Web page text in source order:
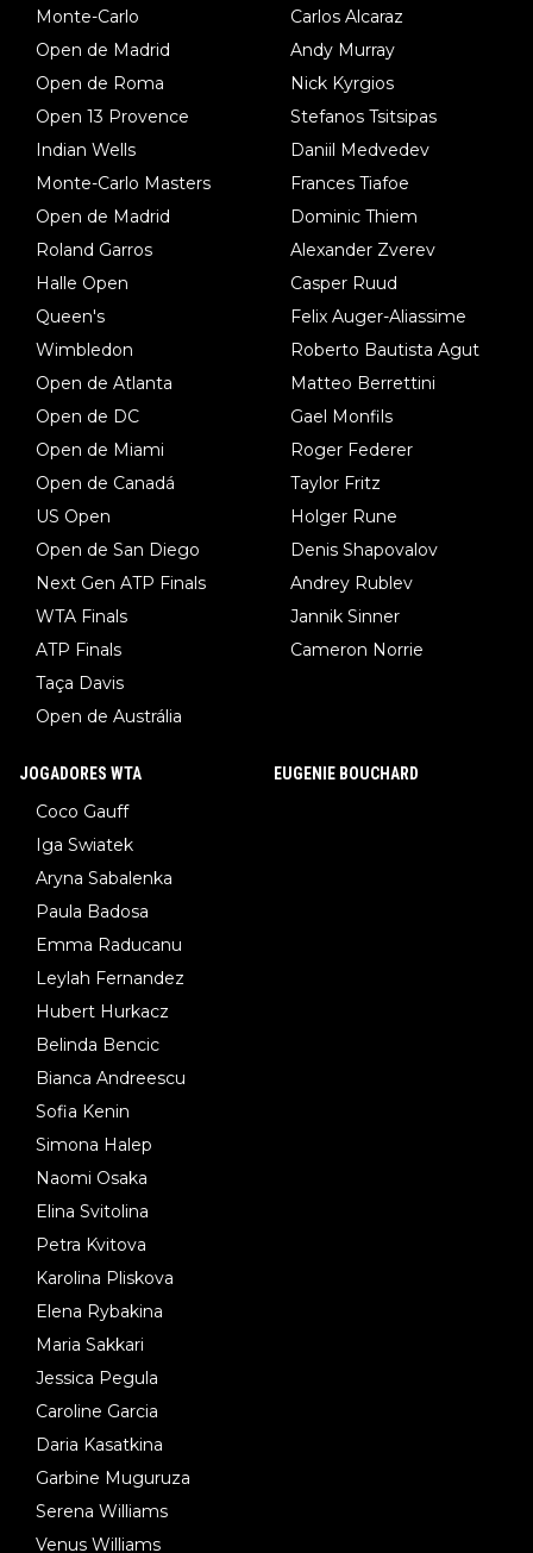
Monte-Carlo
Open de Madrid
Open de Roma
Open 13 Provence
Indian Wells
Monte-Carlo Masters
Open de Madrid
Roland Garros
Halle Open
Queen's
Wimbledon
Open de Atlanta
Open de DC
Open de Miami
Open de Canadá
US Open
Open de San Diego
Next Gen ATP Finals
WTA Finals
ATP Finals
Taça Davis
Open de Austrália
Carlos Alcaraz
Andy Murray
Nick Kyrgios
Stefanos Tsitsipas
Daniil Medvedev
Frances Tiafoe
Dominic Thiem
Alexander Zverev
Casper Ruud
Felix Auger-Aliassime
Roberto Bautista Agut
Matteo Berrettini
Gael Monfils
Roger Federer
Taylor Fritz
Holger Rune
Denis Shapovalov
Andrey Rublev
Jannik Sinner
Cameron Norrie
JOGADORES WTA
Coco Gauff
Iga Swiatek
Aryna Sabalenka
Paula Badosa
Emma Raducanu
Leylah Fernandez
Hubert Hurkacz
Belinda Bencic
Bianca Andreescu
Sofia Kenin
Simona Halep
Naomi Osaka
Elina Svitolina
Petra Kvitova
Karolina Pliskova
Elena Rybakina
Maria Sakkari
Jessica Pegula
Caroline Garcia
Daria Kasatkina
Garbine Muguruza
Serena Williams
Venus Williams
EUGENIE BOUCHARD